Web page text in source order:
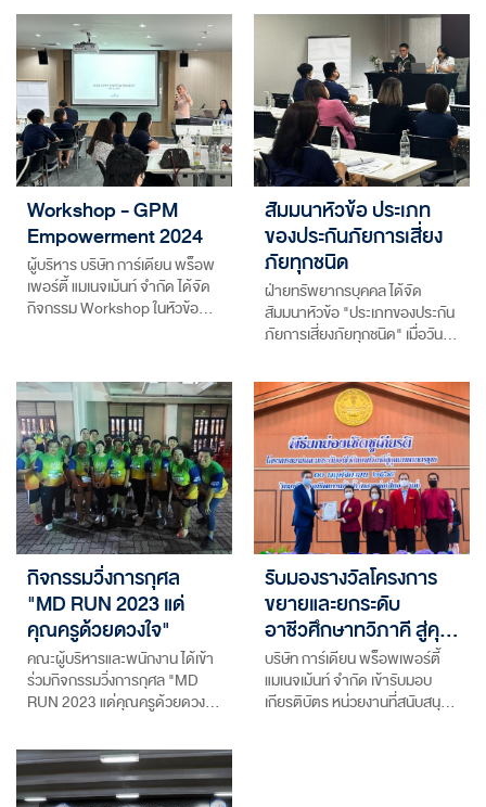
Workshop - GPM
Empowerment 2024
ผู้บริหาร บริษัท การ์เดียน พร็อพ
เพอร์ตี้ แมเนจเม้นท์ จำกัด ได้จัด
กิจกรรม Workshop ในหัวข้อ…
สัมมนาหัวข้อ ประเภท
ของประกันภัยการเสี่ยง
ภัยทุกชนิด
ฝ่ายทรัพยากรบุคคล ได้จัด
สัมมนาหัวข้อ "ประเภทของประกัน
ภัยการเสี่ยงภัยทุกชนิด" เมื่อวัน…
กิจกรรมวิ่งการกุศล
"MD RUN 2023 แด่
คุณครูด้วยดวงใจ"
คณะผู้บริหารและพนักงาน ได้เข้า
ร่วมกิจกรรมวิ่งการกุศล "MD
RUN 2023 แด่คุณครูด้วยดวง…
รับมองรางวัลโครงการ
ขยายและยกระดับ
อาชีวศึกษาทวิภาคี สู่คุ…
บริษัท การ์เดียน พร็อพเพอร์ตี้
แมเนจเม้นท์ จำกัด เข้ารับมอบ
เกียรติบัตร หน่วยงานที่สนับสนุ…